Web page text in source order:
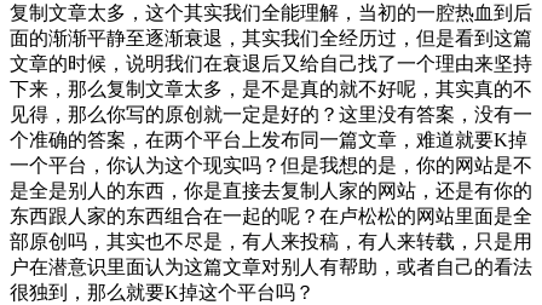
复制文章太多，这个其实我们全能理解，当初的一腔热血到后
面的渐渐平静至逐渐衰退，其实我们全经历过，但是看到这篇
文章的时候，说明我们在衰退后又给自己找了一个理由来坚持
下来，那么复制文章太多，是不是真的就不好呢，其实真的不
见得，那么你写的原创就一定是好的？这里没有答案，没有一
个准确的答案，在两个平台上发布同一篇文章，难道就要K掉
一个平台，你认为这个现实吗？但是我想的是，你的网站是不
是全是别人的东西，你是直接去复制人家的网站，还是有你的
东西跟人家的东西组合在一起的呢？在卢松松的网站里面是全
部原创吗，其实也不尽是，有人来投稿，有人来转载，只是用
户在潜意识里面认为这篇文章对别人有帮助，或者自己的看法
很独到，那么就要K掉这个平台吗？